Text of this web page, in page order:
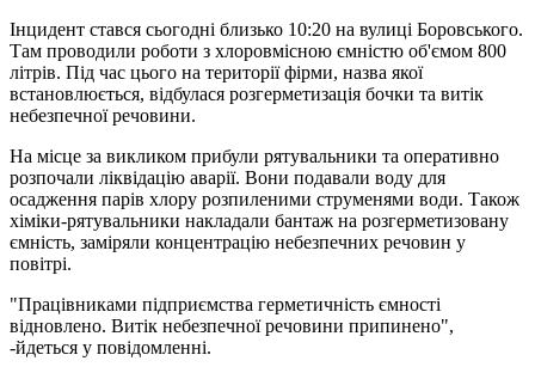
Інцидент стався сьогодні близько 10:20 на вулиці Боровського.
Там проводили роботи з хлоровмісною ємністю об'ємом 800
літрів. Під час цього на території фірми, назва якої
встановлюється, відбулася розгерметизація бочки та витік
небезпечної речовини.
На місце за викликом прибули рятувальники та оперативно
розпочали ліквідацію аварії. Вони подавали воду для
осадження парів хлору розпиленими струменями води. Також
хіміки-рятувальники накладали бантаж на розгерметизовану
ємність, заміряли концентрацію небезпечних речовин у
повітрі.
"Працівниками підприємства герметичність ємності
відновлено. Витік небезпечної речовини припинено",
-йдеться у повідомленні.